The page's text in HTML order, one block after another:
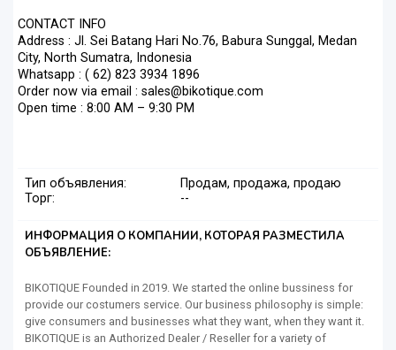
CONTACT INFO
Address : Jl. Sei Batang Hari No.76, Babura Sunggal, Medan
City, North Sumatra, Indonesia
Whatsapp : ( 62) 823 3934 1896
Order now via email : sales@bikotique.com
Open time : 8:00 AM – 9:30 PM
Тип объявления:
Продам, продажа, продаю
Торг:
--
ИНФОРМАЦИЯ О КОМПАНИИ, КОТОРАЯ РАЗМЕСТИЛА
ОБЪЯВЛЕНИЕ:
BIKOTIQUE Founded in 2019. We started the online bussiness for
provide our costumers service. Our business philosophy is simple:
give consumers and businesses what they want, when they want it.
BIKOTIQUE is an Authorized Dealer / Reseller for a variety of